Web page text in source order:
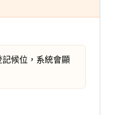
候位，系統會顯